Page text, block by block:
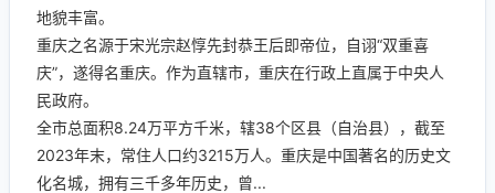
地貌丰富。
重庆之名源于宋光宗赵惇先封恭王后即帝位，自诩“双重喜
庆”，遂得名重庆。作为直辖市，重庆在行政上直属于中央人
民政府。
全市总面积8.24万平方千米，辖38个区县（自治县），截至
2023年末，常住人口约3215万人。重庆是中国著名的历史文
化名城，拥有三千多年历史，曾...